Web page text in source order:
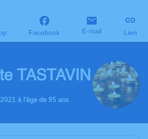
Facebook E-mail Lien
TASTAVIN
à l'âge de 95 ans